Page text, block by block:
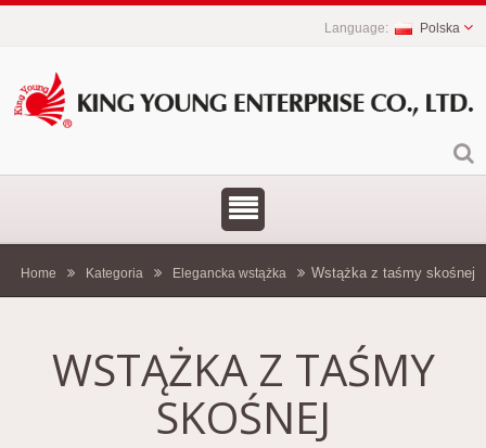
Polska
Home Kategoria Elegancka wstążka Wstążka z taśmy skośnej
WSTĄŻKA Z TAŚMY
SKOŚNEJ